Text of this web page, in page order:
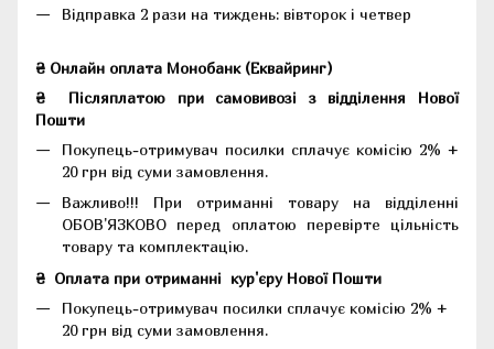
Відправка 2 рази на тиждень: вівторок і четвер
₴ Онлайн оплата Монобанк (Еквайринг)
₴
Післяплатою при самовивозі з відділення Нової
Пошти
Покупець-отримувач посилки сплачує комісію 2% +
20 грн від суми замовлення.
Важливо!!! При отриманні товару на відділенні
ОБОВ'ЯЗКОВО перед оплатою перевірте цільність
товару та комплектацію.
₴ Оплата при отриманні кур'єру Нової Пошти
Покупець-отримувач посилки сплачує комісію 2% +
20 грн від суми замовлення.